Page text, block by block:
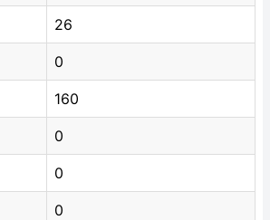
26
0
160
0
0
0